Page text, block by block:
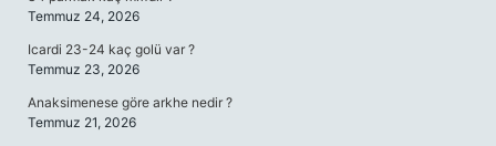
Temmuz 24, 2026
Icardi 23-24 kaç golü var ?
Temmuz 23, 2026
Anaksimenese göre arkhe nedir ?
Temmuz 21, 2026